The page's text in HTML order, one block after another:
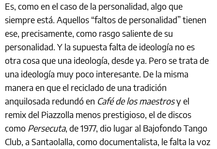
Es, como en el caso de la personalidad, algo que
siempre está. Aquellos “faltos de personalidad” tienen
ese, precisamente, como rasgo saliente de su
personalidad. Y la supuesta falta de ideología no es
otra cosa que una ideología, desde ya. Pero se trata de
una ideología muy poco interesante. De la misma
manera en que el reciclado de una tradición
anquilosada redundó en Café de los maestrosy el
remix del Piazzolla menos prestigioso, el de discos
como Persecuta, de 1977, dio lugar al Bajofondo Tango
Club, a Santaolalla, como documentalista, le falta la voz